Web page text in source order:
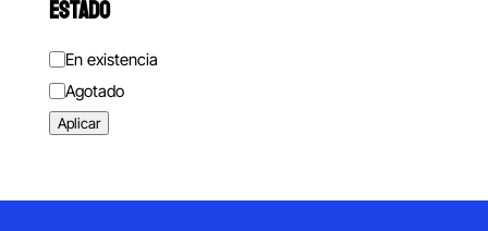
ESTADO
Estado
En existencia
Agotado
Aplicar